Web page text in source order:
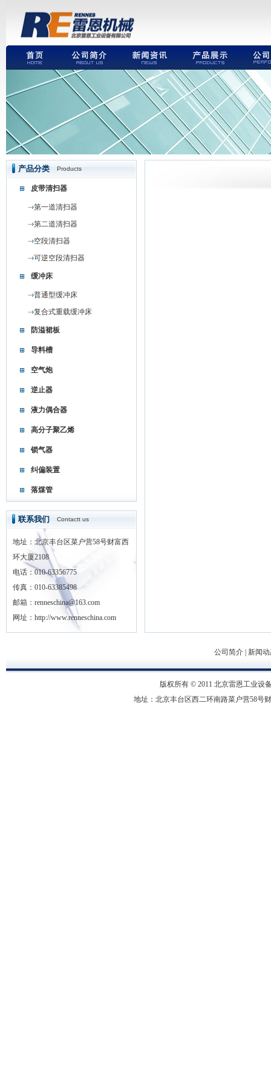
产品分类 Products
皮带清扫器
第一道清扫器
第二道清扫器
空段清扫器
可逆空段清扫器
缓冲床
普通型缓冲床
复合式重载缓冲床
防溢裙板
导料槽
空气炮
逆止器
液力偶合器
高分子聚乙烯
锁气器
纠偏装置
落煤管
联系我们 Contactt us
地址：北京丰台区菜户营58号财富西
环大厦2108
电话：010-63356775
传真：010-63385498
邮箱：renneschina@163.com
网址：http://www.renneschina.com
公司简介 新闻
版权所有 © 2011 北京雷恩工业设
地址：北京丰台区西二环南路菜户营58号